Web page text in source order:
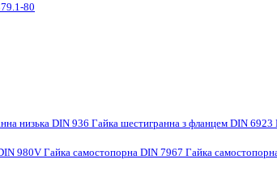
80
низька DIN 936 Гайка шестигранна з фланцем DIN 6923
980V Гайка самостопорна DIN 7967 Гайка